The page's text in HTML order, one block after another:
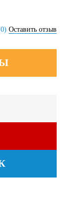
Оставить отзыв